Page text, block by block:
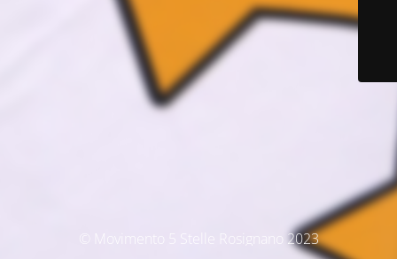
© Movimento 5 Stelle Rosignano 2023